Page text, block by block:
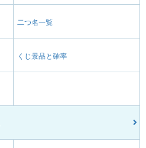
二つ名一覧
くじ景品と確率